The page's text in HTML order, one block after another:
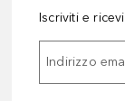
Iscriviti e
Indirizzo